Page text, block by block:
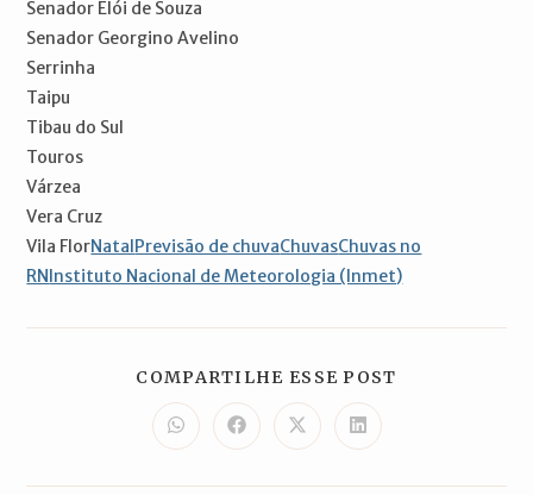
Senador Elói de Souza
Senador Georgino Avelino
Serrinha
Taipu
Tibau do Sul
Touros
Várzea
Vera Cruz
Vila FlorNatalPrevisão de chuvaChuvasChuvas no
RNInstituto Nacional de Meteorologia (Inmet)
COMPARTILHE ESSE POST
Abre
em
nova
Abre
em
nova
Abre
em
nova
Abre
em
nova